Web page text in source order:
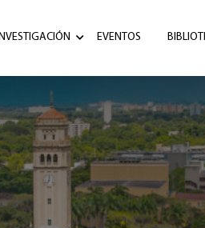
EVENTOS